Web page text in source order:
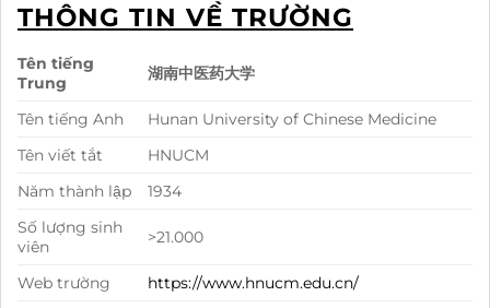
THÔNG TIN VỀ TRƯỜNG
Tên tiếng
Trung
湖南中医药大学
Tên tiếng Anh
Hunan University of Chinese Medicine
Tên viết tắt
HNUCM
Năm thành lập
1934
Số lượng sinh
viên
>21.000
Web trường
https://www.hnucm.edu.cn/